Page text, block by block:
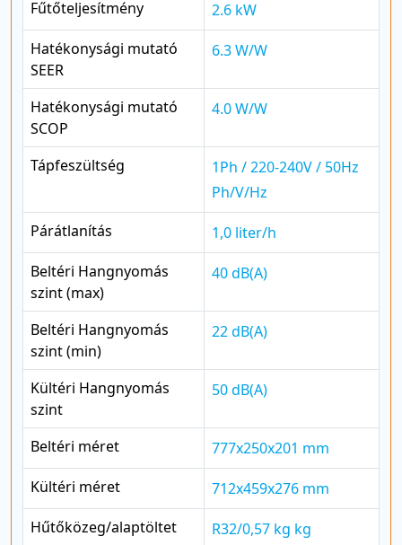
Fűtőteljesítmény
2.6 kW
Hatékonysági mutató
SEER
6.3 W/W
Hatékonysági mutató
SCOP
4.0 W/W
Tápfeszültség
1Ph / 220-240V / 50Hz
Ph/V/Hz
Párátlanítás
1,0 liter/h
Beltéri Hangnyomás
szint (max)
40 dB(A)
Beltéri Hangnyomás
szint (min)
22 dB(A)
Kültéri Hangnyomás
szint
50 dB(A)
Beltéri méret
777x250x201 mm
Kültéri méret
712x459x276 mm
Hűtőközeg/alaptöltet
R32/0,57 kg kg